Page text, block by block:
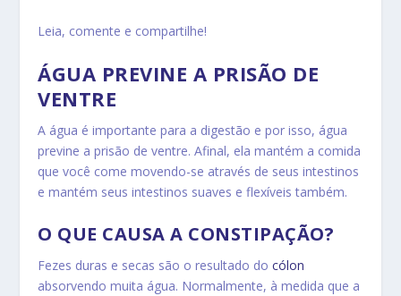
Leia, comente e compartilhe!
ÁGUA PREVINE A PRISÃO DE
VENTRE
A água é importante para a digestão e por isso, água
previne a prisão de ventre. Afinal, ela mantém a comida
que você come movendo-se através de seus intestinos
e mantém seus intestinos suaves e flexíveis também.
O QUE CAUSA A CONSTIPAÇÃO?
Fezes duras e secas são o resultado docólon
absorvendo muita água. Normalmente, à medida que a